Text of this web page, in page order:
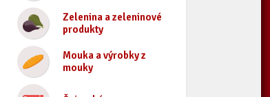
Zelenina a zeleninové
produkty
Mouka a výrobky z
mouky